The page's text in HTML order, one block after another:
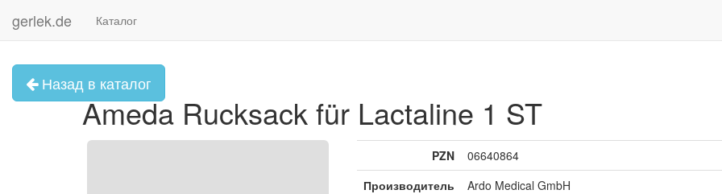
gerlek.de Каталог
Назад в каталог
Ameda Rucksack für Lactaline 1 ST
PZN
06640864
Производитель
Ardo Medical GmbH